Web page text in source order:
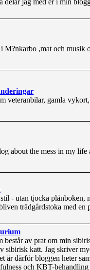
M?nkarbo ,mat och musik
veteranbilar, gamla
about the mess in my life
- utan tjocka plånboken,
trädgårdstoka med
består av prat om min
sibirisk katt. Jag skriver
är därför bloggen heter
och KBT-behandling